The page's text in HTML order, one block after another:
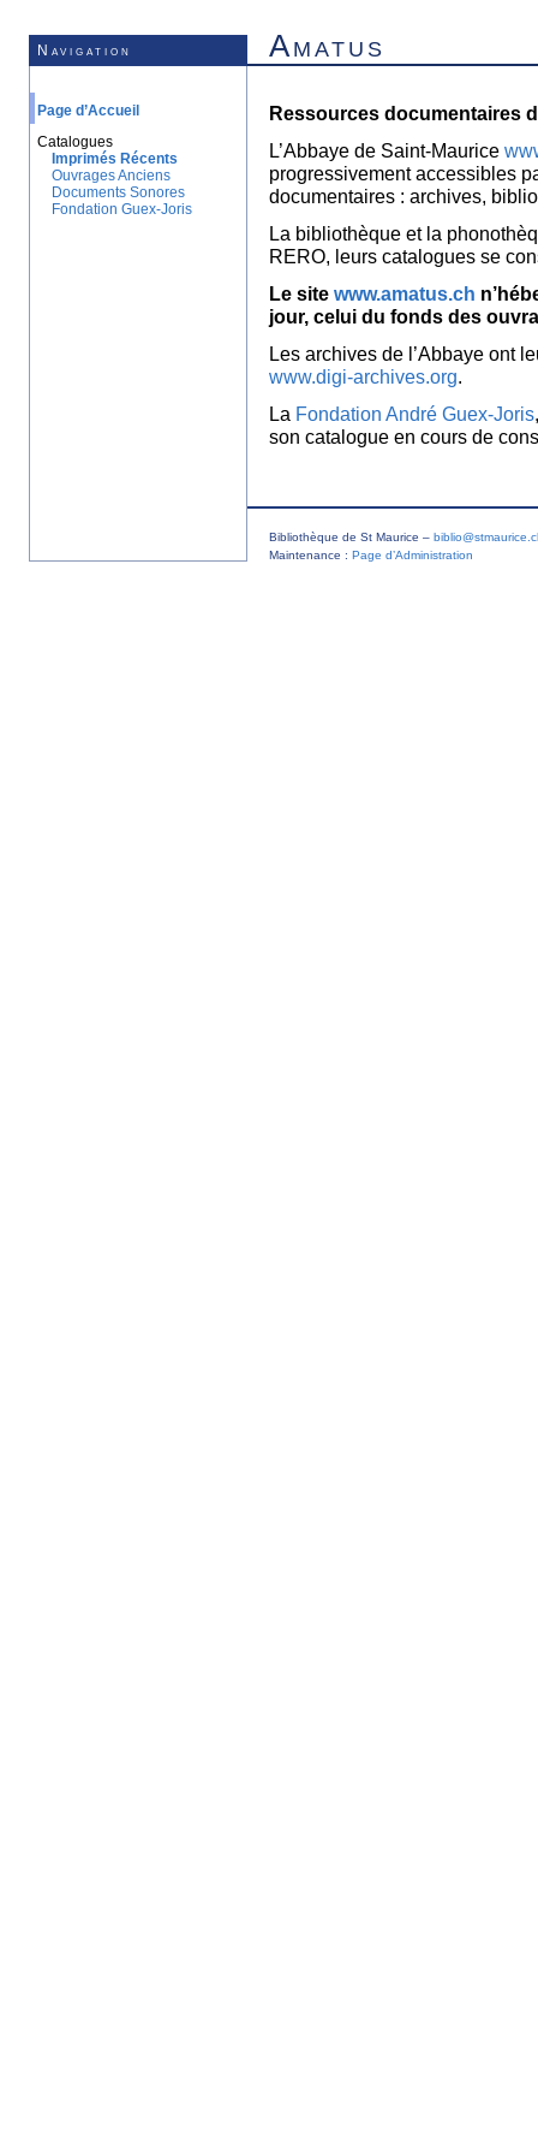
Navigation Amatus
Page d’Accueil
Catalogues
Imprimés Récents
Ouvrages Anciens
Documents Sonores
Fondation Guex-Joris
Ressources documentaires
L’Abbaye de Saint-Maurice
progressivement accessibles
documentaires : archives,
La bibliothèque et la
RERO, leurs catalogues se
Le site www.amatus.ch
jour, celui du fonds des
Les archives de l’Abbaye ont
www.digi-archives.org.
La Fondation André Guex-Joris
son catalogue en cours de
Bibliothèque de St Maurice –
Maintenance : Page d’Administration